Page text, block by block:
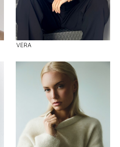
VERA